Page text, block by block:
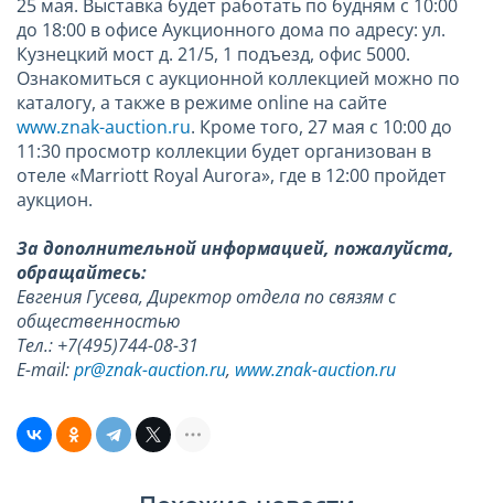
25 мая. Выставка будет работать по будням с 10:00
до 18:00 в офисе Аукционного дома по адресу: ул.
Кузнецкий мост д. 21/5, 1 подъезд, офис 5000.
Ознакомиться с аукционной коллекцией можно по
каталогу, а также в режиме online на сайте
www.znak-auction.ru. Кроме того, 27 мая с 10:00 до
11:30 просмотр коллекции будет организован в
отеле «Marriott Royal Aurora», где в 12:00 пройдет
аукцион.
За дополнительной информацией, пожалуйста,
обращайтесь:
Евгения Гусева, Директор отдела по связям с
общественностью
Тел.: +7(495)744-08-31
E-mail:pr@znak-auction.ru, www.znak-auction.ru